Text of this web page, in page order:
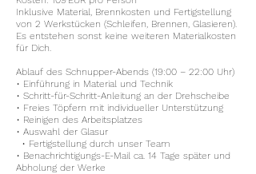
Inklusive Material, Brennkosten und Fertigstellung
von 2 Werkstücken (Schleifen, Brennen, Glasieren).
Es entstehen sonst keine weiteren Materialkosten
für Dich.
Ablauf des Schnupper-Abends (19:00 – 22:00 Uhr)
• Einführung in Material und Technik
• Schritt-für-Schritt-Anleitung an der Drehscheibe
• Freies Töpfern mit individueller Unterstützung
• Reinigen des Arbeitsplatzes
• Auswahl der Glasur
• Fertigstellung durch unser Team
• Benachrichtigungs-E-Mail ca. 14 Tage später und
Abholung der Werke